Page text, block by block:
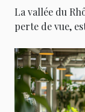
La vallée du
perte de vue,